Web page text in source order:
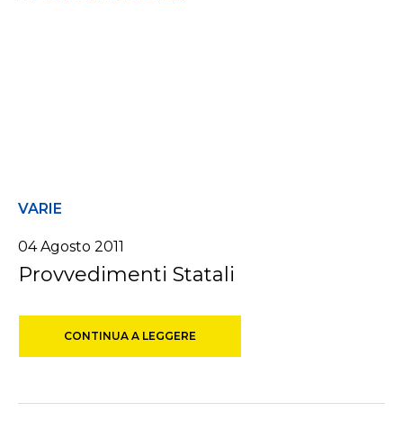
VARIE
04 Agosto 2011
Provvedimenti Statali
CONTINUA A LEGGERE